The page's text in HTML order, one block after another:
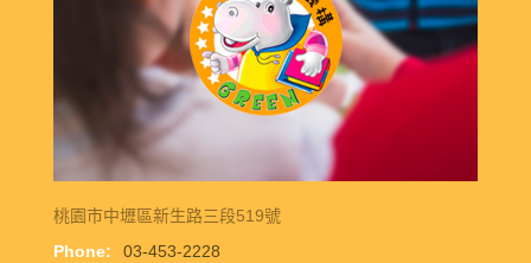
桃園市中壢區新生路三段519號
Phone:
03-453-2228